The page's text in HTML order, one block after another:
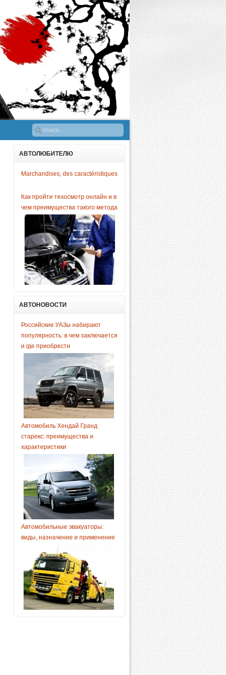
АВТОЛЮБИТЕЛЮ
Marchandises, des caractéristiques
Как пройти техосмотр онлайн и в
чем преимущества такого метода
АВТОНОВОСТИ
Российские УАЗы набирают
популярность: в чем заключается
и где приобрести
Автомобиль Хендай Гранд
старекс: преимущества и
характеристики
Автомобильные эвакуаторы:
виды, назначение и применение